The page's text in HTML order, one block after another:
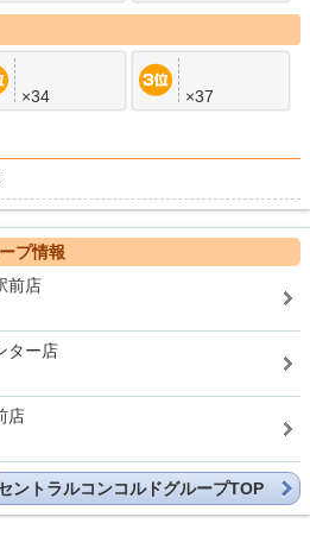
×34 ×37
プ情報
前店
ター店
店
ントラルコンコルドグループTOP